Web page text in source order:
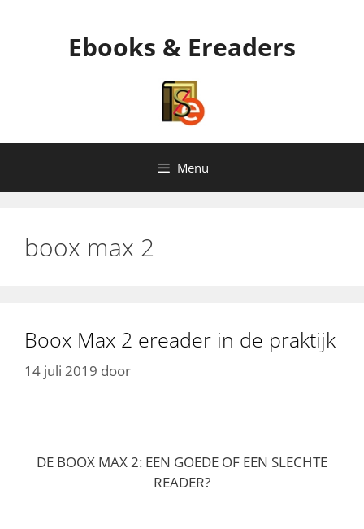
Ebooks & Ereaders
Menu
boox max 2
Boox Max 2 ereader in de praktijk
14 juli 2019 door
DE BOOX MAX 2: EEN GOEDE OF EEN SLECHTE
READER?